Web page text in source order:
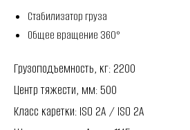
Стабилизатор груза
Общее вращение 360°
Грузоподъемность, кг: 2200
Центр тяжести, мм: 500
Класс каретки: ISO 2A / ISO 2A